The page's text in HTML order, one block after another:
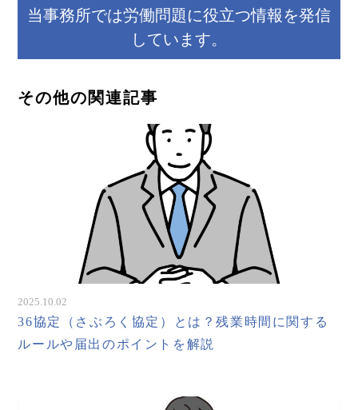
当事務所では労働問題に役立つ情報を発信
しています。
その他の関連記事
2025.10.02
36協定（さぶろく協定）とは？残業時間に関する
ルールや届出のポイントを解説